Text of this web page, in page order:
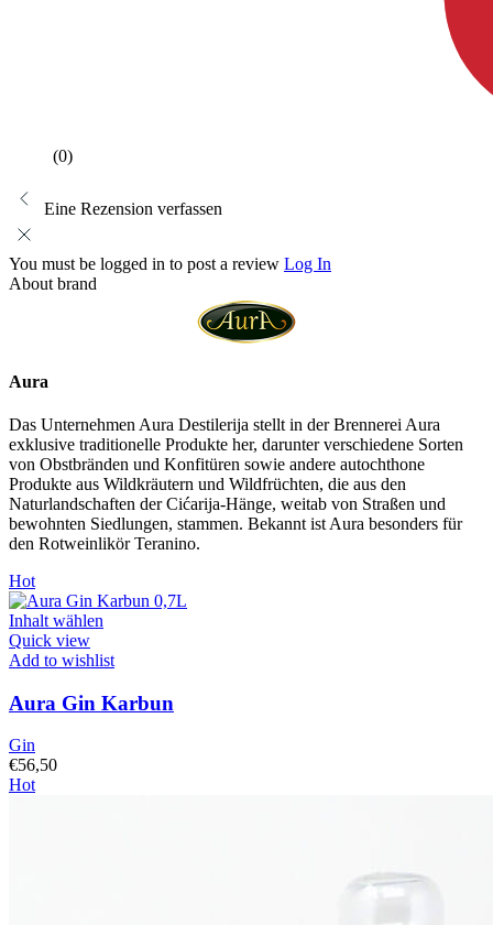
(0)
Eine Rezension verfassen
You must be logged in to post a review Log In
About brand
Aura
Das Unternehmen Aura Destilerija stellt in der Brennerei Aura
exklusive traditionelle Produkte her, darunter verschiedene Sorten
von Obstbränden und Konfitüren sowie andere autochthone
Produkte aus Wildkräutern und Wildfrüchten, die aus den
Naturlandschaften der Cićarija-Hänge, weitab von Straßen und
bewohnten Siedlungen, stammen. Bekannt ist Aura besonders für
den Rotweinlikör Teranino.
Hot
Inhalt wählen
Quick view
Add to wishlist
Aura Gin Karbun
Gin
€56,50
Hot